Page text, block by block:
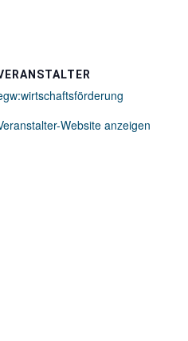
Website anzeigen